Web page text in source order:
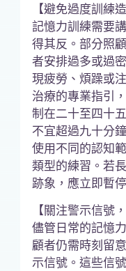
【避免過度訓練
記憶力訓練需要
得其反。部分照
者安排過多或過
現疲勞、煩躁或
治療的專業指引
制在二十至四十
不宜超過九十分
使用不同的認知
類型的練習。若
跡象，應立即暫
【關注警示信號
儘管日常的記憶
顧者仍需時刻留
示信號。這些信